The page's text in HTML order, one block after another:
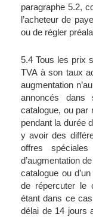
paragraphe 5.2,
l’acheteur de
ou de régler
5.4 Tous les prix
TVA à son taux
augmentation
annoncés
catalogue, ou par
pendant la durée
y avoir des
offres
d’augmentation
catalogue ou
de répercuter le
étant dans ce
délai de 14 jours